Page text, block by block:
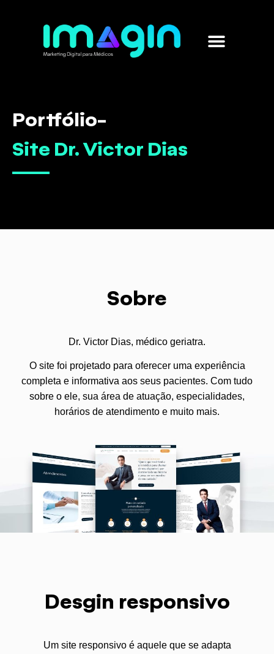
Portfólio-
Site Dr. Victor Dias
Sobre
Dr. Victor Dias, médico geriatra.
O site foi projetado para oferecer uma experiência
completa e informativa aos seus pacientes. Com tudo
sobre o ele, sua área de atuação, especialidades,
horários de atendimento e muito mais.
Desgin responsivo
Um site responsivo é aquele que se adapta